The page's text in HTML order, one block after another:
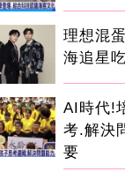
理想混
海追星
AI時代!
考.解決
要